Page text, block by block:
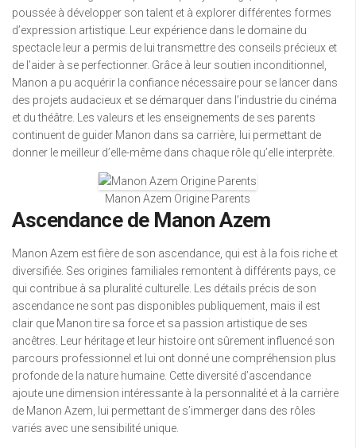
poussée à développer son talent et à explorer différentes formes
d’expression artistique. Leur expérience dans le domaine du
spectacle leur a permis de lui transmettre des conseils précieux et
de l’aider à se perfectionner. Grâce à leur soutien inconditionnel,
Manon a pu acquérir la confiance nécessaire pour se lancer dans
des projets audacieux et se démarquer dans l’industrie du cinéma
et du théâtre. Les valeurs et les enseignements de ses parents
continuent de guider Manon dans sa carrière, lui permettant de
donner le meilleur d’elle-même dans chaque rôle qu’elle interprète.
Manon Azem Origine Parents
Ascendance de Manon Azem
Manon Azem est fière de son ascendance, qui est à la fois riche et
diversifiée. Ses origines familiales remontent à différents pays, ce
qui contribue à sa pluralité culturelle. Les détails précis de son
ascendance ne sont pas disponibles publiquement, mais il est
clair que Manon tire sa force et sa passion artistique de ses
ancêtres. Leur héritage et leur histoire ont sûrement influencé son
parcours professionnel et lui ont donné une compréhension plus
profonde de la nature humaine. Cette diversité d’ascendance
ajoute une dimension intéressante à la personnalité et à la carrière
de Manon Azem, lui permettant de s’immerger dans des rôles
variés avec une sensibilité unique.